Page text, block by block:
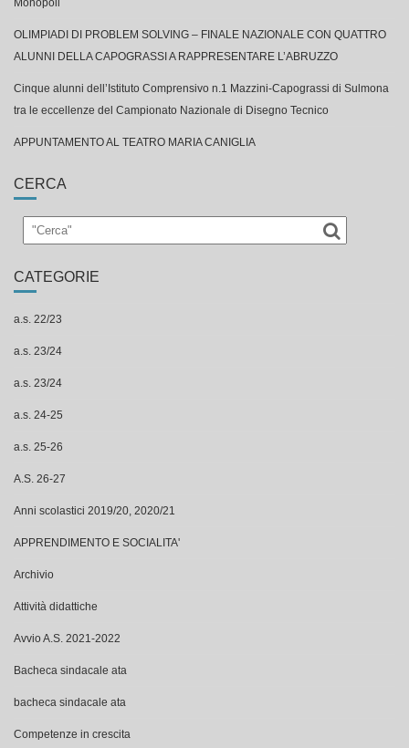
Monopoli
OLIMPIADI DI PROBLEM SOLVING – FINALE NAZIONALE CON QUATTRO
ALUNNI DELLA CAPOGRASSI A RAPPRESENTARE L’ABRUZZO
Cinque alunni dell’Istituto Comprensivo n.1 Mazzini-Capograssi di Sulmona
tra le eccellenze del Campionato Nazionale di Disegno Tecnico
APPUNTAMENTO AL TEATRO MARIA CANIGLIA
CERCA
CATEGORIE
a.s. 22/23
a.s. 23/24
a.s. 23/24
a.s. 24-25
a.s. 25-26
A.S. 26-27
Anni scolastici 2019/20, 2020/21
APPRENDIMENTO E SOCIALITA'
Archivio
Attività didattiche
Avvio A.S. 2021-2022
Bacheca sindacale ata
bacheca sindacale ata
Competenze in crescita